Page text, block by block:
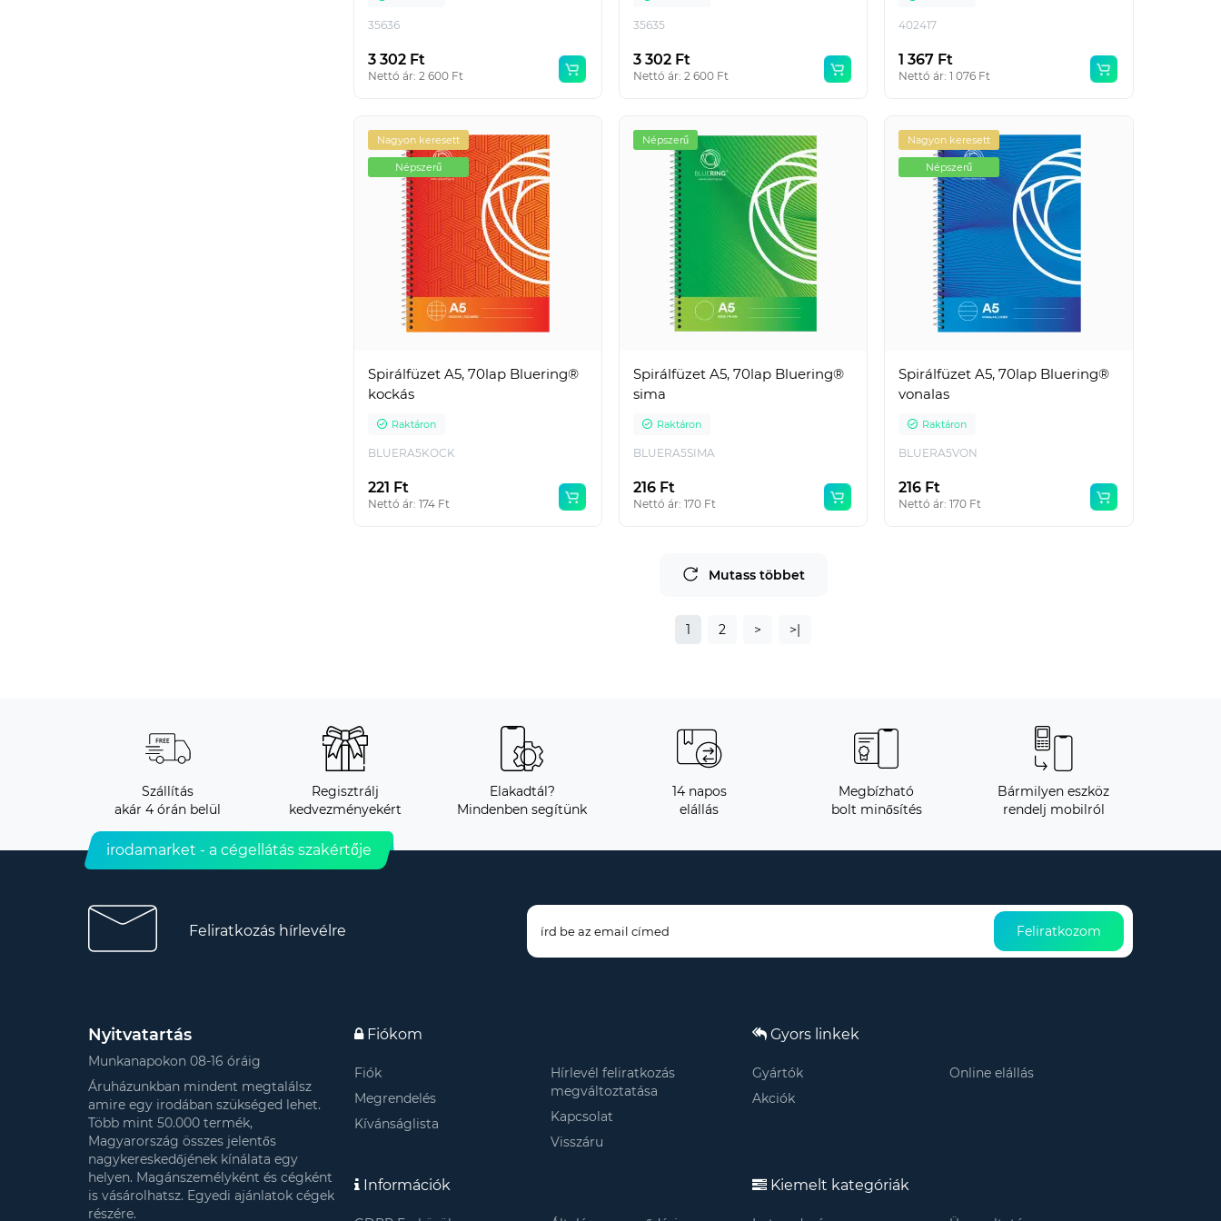
35636
3 302 Ft
Nettó ár: 2 600 Ft
35635
3 302 Ft
Nettó ár: 2 600 Ft
402417
1 367 Ft
Nettó ár: 1 076 Ft
Nagyon keresett
Népszerű
Spirálfüzet A5, 70lap Bluering®
kockás
Raktáron
BLUERA5KOCK
221 Ft
Nettó ár: 174 Ft
Népszerű
Spirálfüzet A5, 70lap Bluering®
sima
Raktáron
BLUERA5SIMA
216 Ft
Nettó ár: 170 Ft
Nagyon keresett
Népszerű
Spirálfüzet A5, 70lap Bluering®
vonalas
Raktáron
BLUERA5VON
216 Ft
Nettó ár: 170 Ft
Mutass többet
1 2 > >|
Szállítás
akár 4 órán belül
Regisztrálj
kedvezményekért
Elakadtál?
Mindenben segítünk
14 napos
elállás
Megbízható
bolt minősítés
Bármilyen eszköz
rendelj mobilról
irodamarket - a cégellátás szakértője
Feliratkozás hírlevélre Feliratkozom
Nyitvatartás
Munkanapokon 08-16 óráig
Áruházunkban mindent megtalálsz
amire egy irodában szükséged lehet.
Több mint 50.000 termék,
Magyarország összes jelentős
nagykereskedőjének kínálata egy
helyen. Magánszemélyként és cégként
is vásárolhatsz. Egyedi ajánlatok cégek
részére.
Fiókom
Fiók
Megrendelés
Kívánságlista
Hírlevél feliratkozás
megváltoztatása
Kapcsolat
Visszáru
Gyors linkek
Gyártók
Akciók
Online elállás
Információk Kiemelt kategóriák